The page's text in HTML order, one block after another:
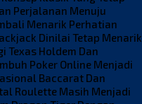
Perjalanan Menuju
Menarik Perhatian
Dinilai Tetap Menarik
Texas Holdem Dan
Poker Online Menjadi
Baccarat Dan
Roulette Masih Menjadi